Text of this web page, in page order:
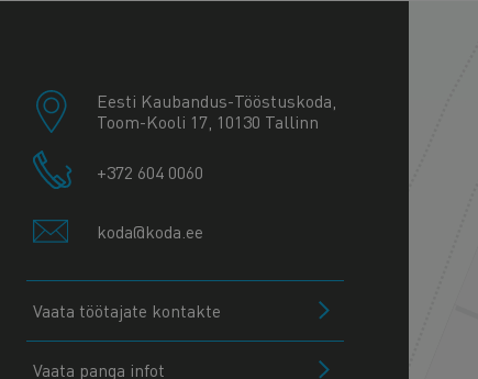
Eesti Kaubandus-Tööstuskoda,
Toom-Kooli 17, 10130 Tallinn
+372 604 0060
koda@koda.ee
Vaata töötajate kontakte
Vaata panga infot